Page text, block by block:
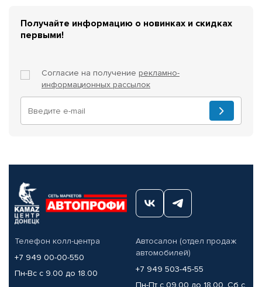
Получайте информацию о новинках и скидках
первыми!
Согласие на получение рекламно-
информационных рассылок
Телефон колл-центра
+7 949 00-00-550
Пн-Вс с 9.00 до 18.00
Автосалон (отдел продаж
автомобилей)
+7 949 503-45-55
Пн-Пт с 09.00 до 18.00, Сб с